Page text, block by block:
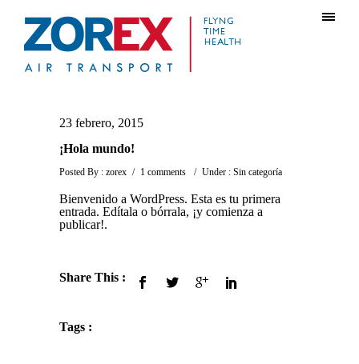
23 febrero, 2015
¡Hola mundo!
Posted By : zorex / 1 comments / Under : Sin categoría
Bienvenido a WordPress. Esta es tu primera
entrada. Edítala o bórrala, ¡y comienza a
publicar!.
Share This :
Tags :